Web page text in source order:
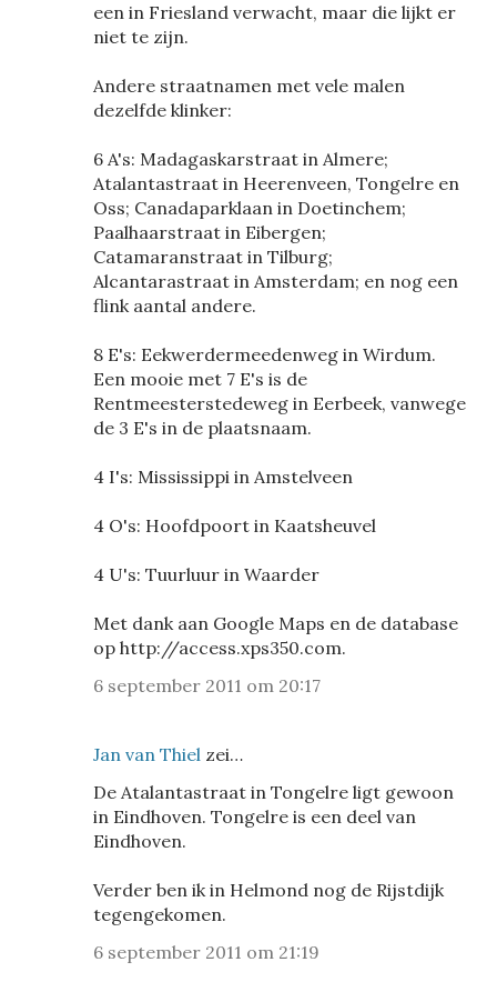
een in Friesland verwacht, maar die lijkt er
niet te zijn.
Andere straatnamen met vele malen
dezelfde klinker:
6 A's: Madagaskarstraat in Almere;
Atalantastraat in Heerenveen, Tongelre en
Oss; Canadaparklaan in Doetinchem;
Paalhaarstraat in Eibergen;
Catamaranstraat in Tilburg;
Alcantarastraat in Amsterdam; en nog een
flink aantal andere.
8 E's: Eekwerdermeedenweg in Wirdum.
Een mooie met 7 E's is de
Rentmeesterstedeweg in Eerbeek, vanwege
de 3 E's in de plaatsnaam.
4 I's: Mississippi in Amstelveen
4 O's: Hoofdpoort in Kaatsheuvel
4 U's: Tuurluur in Waarder
Met dank aan Google Maps en de database
op http://access.xps350.com.
6 september 2011 om 20:17
Jan van Thiel zei…
De Atalantastraat in Tongelre ligt gewoon
in Eindhoven. Tongelre is een deel van
Eindhoven.
Verder ben ik in Helmond nog de Rijstdijk
tegengekomen.
6 september 2011 om 21:19